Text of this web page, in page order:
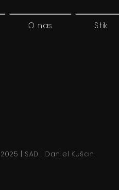
O nas Stik
2025 | SAD | Daniel Kušan